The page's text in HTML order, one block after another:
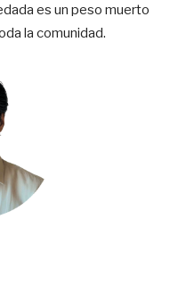
es un peso muerto
la comunidad.